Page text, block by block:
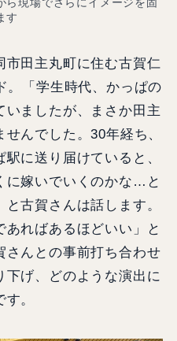
ら現場でさらにイメージを固
す
田主丸町に住む古賀仁
。「学生時代、かっぱの
いましたが、まさか田主
んでした。30年経ち、
に送り届けていると、
に嫁いでいくのかな…と
古賀さんは話します。
ればあるほどいい」と
さんとの事前打ち合わせ
下げ、どのような演出に
。